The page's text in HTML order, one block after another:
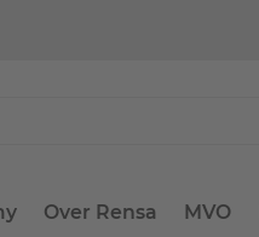
Over Rensa MVO